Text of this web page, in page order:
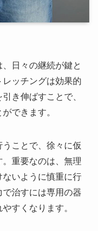
日々の継続が鍵と
ッチングは効果的
き伸ばすことで、
できます。
ことで、徐々に仮
重要なのは、無理
いように慎重に行
治すには専用の器
すくなります。